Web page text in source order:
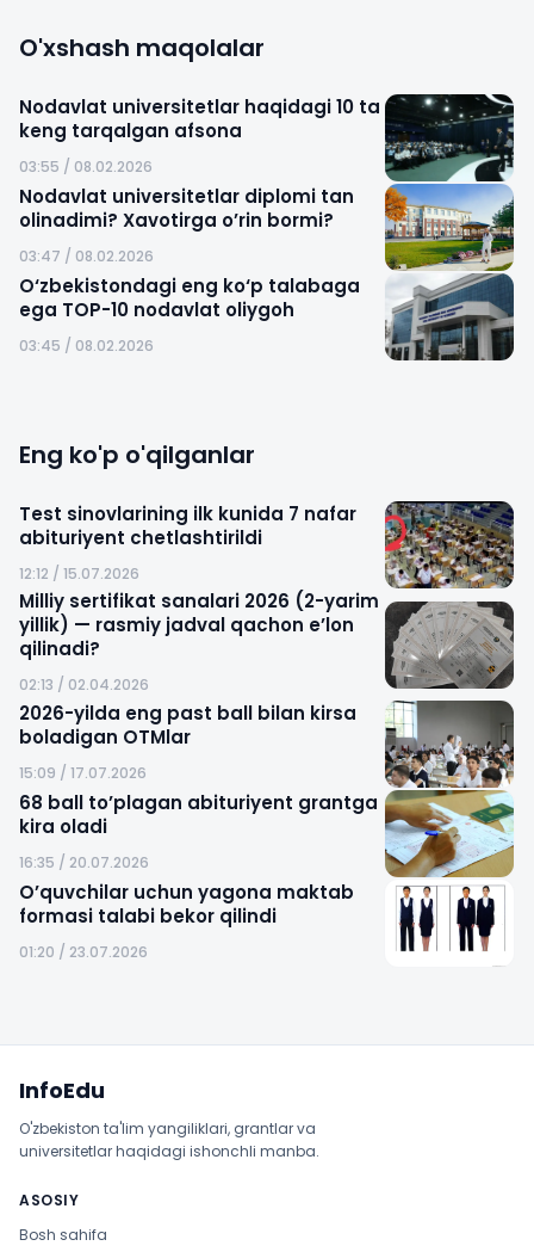
O'xshash maqolalar
Nodavlat universitetlar haqidagi 10 ta
keng tarqalgan afsona
03:55 / 08.02.2026
Nodavlat universitetlar diplomi tan
olinadimi? Xavotirga o’rin bormi?
03:47 / 08.02.2026
O‘zbekistondagi eng ko‘p talabaga
ega TOP-10 nodavlat oliygoh
03:45 / 08.02.2026
Eng ko'p o'qilganlar
Test sinovlarining ilk kunida 7 nafar
abituriyent chetlashtirildi
12:12 / 15.07.2026
Milliy sertifikat sanalari 2026 (2-yarim
yillik) — rasmiy jadval qachon e’lon
qilinadi?
02:13 / 02.04.2026
2026-yilda eng past ball bilan kirsa
boladigan OTMlar
15:09 / 17.07.2026
68 ball to’plagan abituriyent grantga
kira oladi
16:35 / 20.07.2026
O’quvchilar uchun yagona maktab
formasi talabi bekor qilindi
01:20 / 23.07.2026
InfoEdu
O'zbekiston ta'lim yangiliklari, grantlar va
universitetlar haqidagi ishonchli manba.
ASOSIY
Bosh sahifa